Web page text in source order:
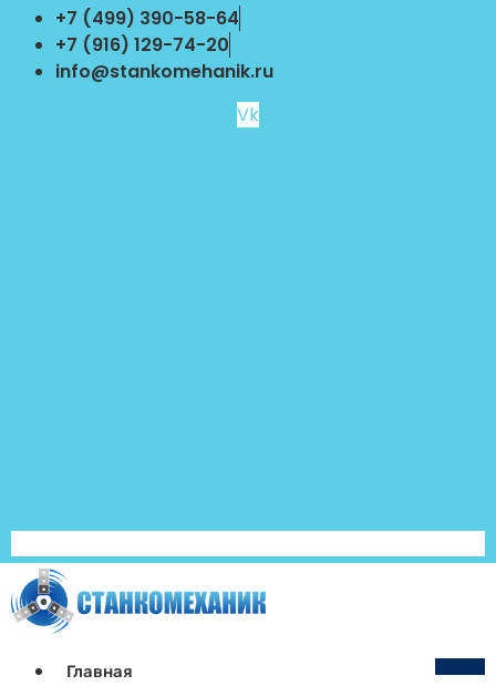
Перейти
содержимому
+7 (499) 390-58-64
+7 (916) 129-74-20
info@stankomehanik.ru
Vk
Главная